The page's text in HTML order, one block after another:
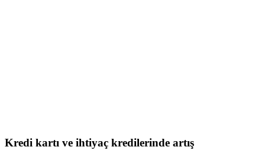
Kredi kartı ve ihtiyaç kredilerinde artış